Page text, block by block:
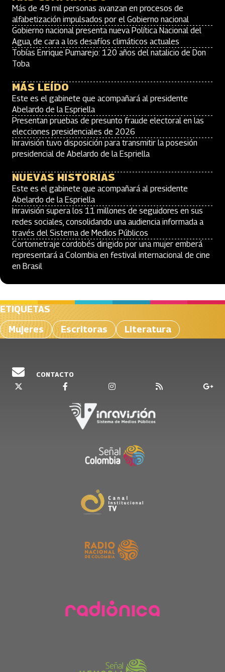
Más de 49 mil personas avanzan en procesos de
alfabetización impulsados por el Gobierno nacional
Gobierno nacional presenta nueva Política Nacional del
Agua, de cara a los desafíos climáticos actuales
Tobías Enrique Pumarejo: 120 años del natalicio de Don
Toba
MÁS LEÍDO
Este es el gabinete que acompañará al presidente
Abelardo de la Espriella
Presentan pruebas de presunto fraude electoral en las
elecciones presidenciales de 2026
Inravisión tuvo disposición para transmitir la posesión
presidencial de Abelardo de la Espriella
NUEVAS HISTORIAS
Este es el gabinete que acompañará al presidente
Abelardo de la Espriella
Inravisión supera los 11 millones de seguidores en sus
redes sociales, consolidando una audiencia informada a
través del Sistema de Medios Públicos
Cortometraje cordobés dirigido por una mujer emberá
representará a Colombia en festival internacional de cine
en Brasil
ETIQUETAS
Mujeres
Escritoras Literatura
CONTACTO